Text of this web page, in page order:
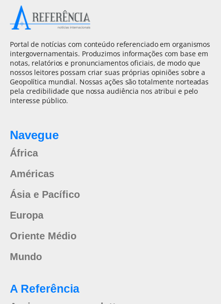
Portal de notícias com conteúdo referenciado em organismos
intergovernamentais. Produzimos informações com base em
notas, relatórios e pronunciamentos oficiais, de modo que
nossos leitores possam criar suas próprias opiniões sobre a
Geopolítica mundial. Nossas ações são totalmente norteadas
pela credibilidade que nossa audiência nos atribui e pelo
interesse público.
Navegue
África
Américas
Ásia e Pacífico
Europa
Oriente Médio
Mundo
A Referência